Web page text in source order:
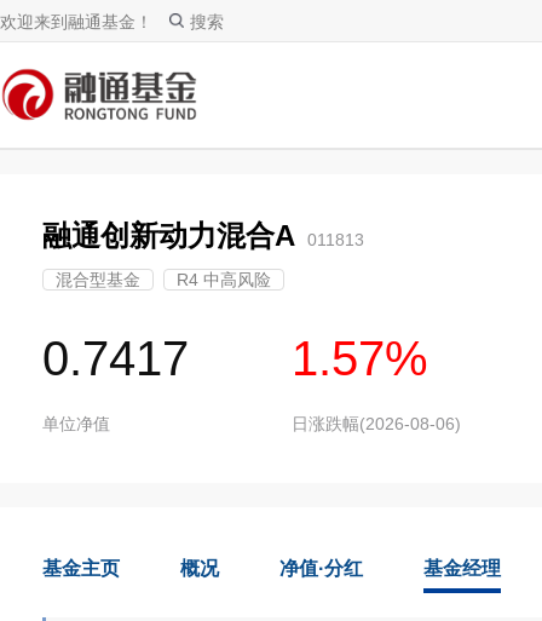
欢迎来到融通基金！ 搜索
融通创新动力混合A 011813
混合型基金 R4 中高风险
0.7417
单位净值
1.57%
日涨跌幅(2026-08-06)
基金主页 概况 净值·分红 基金经理